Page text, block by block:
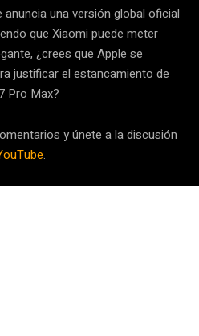
una versión global oficial
que Xiaomi puede meter
¿crees que Apple se
justificar el estancamiento de
Pro Max?
y únete a la discusión
.